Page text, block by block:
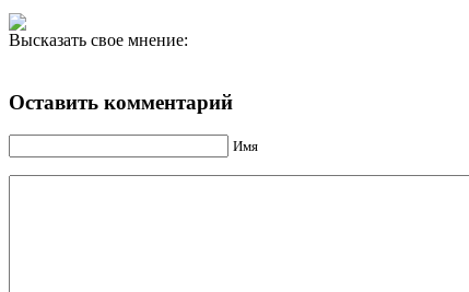
Высказать свое мнение:
Оставить комментарий
Имя